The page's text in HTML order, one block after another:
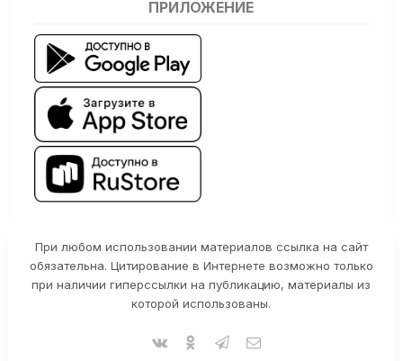
ПРИЛОЖЕНИЕ
При любом использовании материалов ссылка на сайт
обязательна. Цитирование в Интернете возможно только
при наличии гиперссылки на публикацию, материалы из
которой использованы.